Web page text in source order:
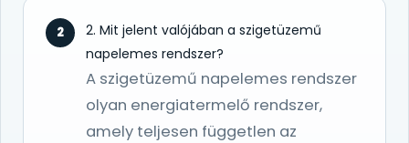
2
2. Mit jelent valójában a szigetüzemű
napelemes rendszer?
A szigetüzemű napelemes rendszer
olyan energiatermelő rendszer,
amely teljesen független az